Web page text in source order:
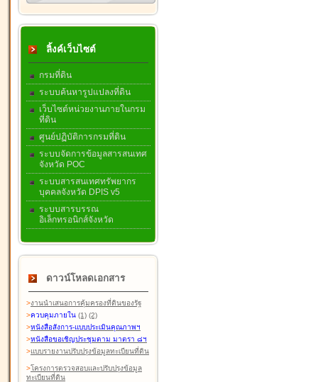
ลิ้งค์เว็บไซต์
กรมที่ดิน
ระบบค้นหารูปแปลงที่ดิน
เว็บไซต์หน่วยงานภายในกรม
ที่ดิน
ศูนย์ปฏิบัติการกรมที่ดิน
ระบบจัดการข้อมูลสารสนเทศ
จังหวัด POC
ระบบสารสนเทศทรัพยากร
บุคคลจังหวัด DPIS v5
ระบบสารบรรณ
อิเล็กทรอนิกส์จังหวัด
ดาวน์โหลดเอกสาร
>งานนำเสนอการคุ้มครองที่ดินของรัฐ
>ควบคุมภายใน (1) (2)
>หนังสือสังการ-แบบประเมินคุณภาพฯ
>หนังสือขอเชิญประชุมตาม มาตรา ๘ฯ
>แบบรายงานปรับปรุงข้อมูลทะเบียนที่ดิน
>โครงการตรวจสอบและปรับปรุงข้อมูล
ทะเบียนที่ดิน